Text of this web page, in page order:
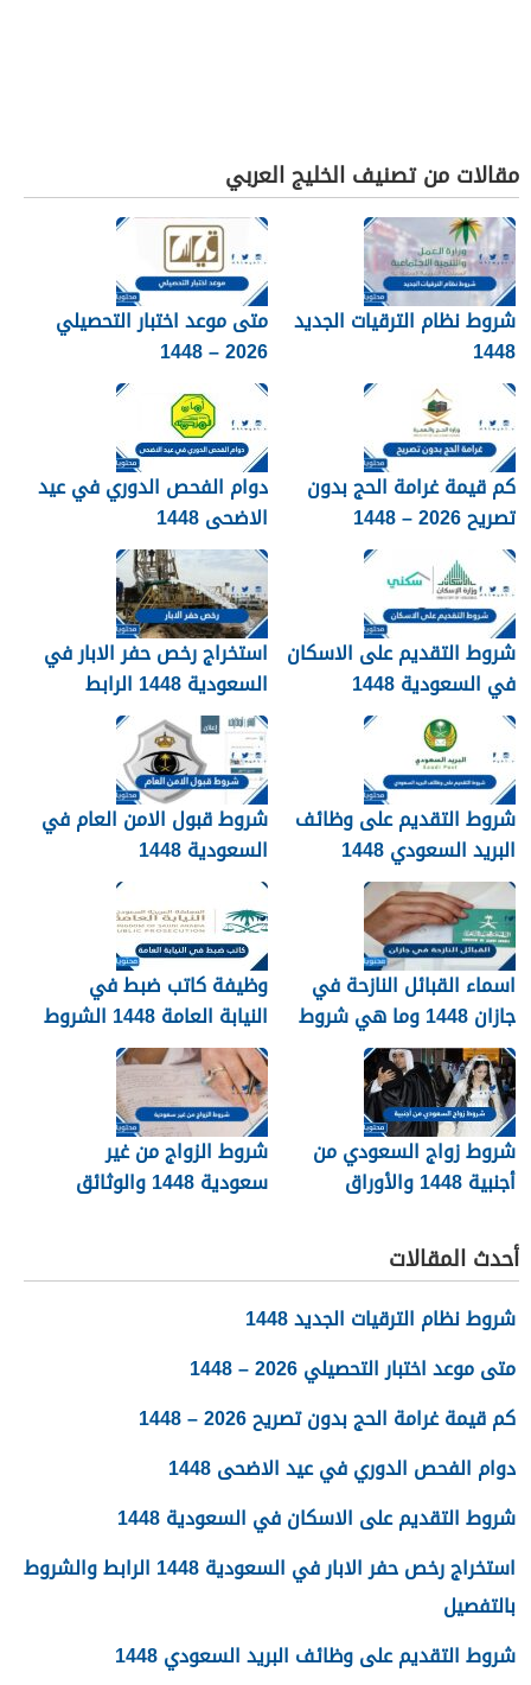
مقالات من تصنيف الخليج العربي
شروط نظام الترقيات الجديد
1448
متى موعد اختبار التحصيلي
2026 – 1448
كم قيمة غرامة الحج بدون
تصريح 2026 – 1448
دوام الفحص الدوري في عيد
الاضحى 1448
شروط التقديم على الاسكان
في السعودية 1448
استخراج رخص حفر الابار في
السعودية 1448 الرابط
والشروط بالتفصيل
شروط التقديم على وظائف
البريد السعودي 1448
شروط قبول الامن العام في
السعودية 1448
اسماء القبائل النازحة في
جازان 1448 وما هي شروط
تجنيسها
وظيفة كاتب ضبط في
النيابة العامة 1448 الشروط
وطريقة التقديم
شروط زواج السعودي من
أجنبية 1448 والأوراق
شروط الزواج من غير
سعودية 1448 والوثائق
أحدث المقالات
شروط نظام الترقيات الجديد 1448
متى موعد اختبار التحصيلي 2026 – 1448
كم قيمة غرامة الحج بدون تصريح 2026 – 1448
دوام الفحص الدوري في عيد الاضحى 1448
شروط التقديم على الاسكان في السعودية 1448
استخراج رخص حفر الابار في السعودية 1448 الرابط والشروط
بالتفصيل
شروط التقديم على وظائف البريد السعودي 1448